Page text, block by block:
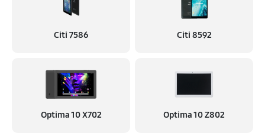
Citi 7586 Citi 8592
Optima 10 X702 Optima 10 Z802